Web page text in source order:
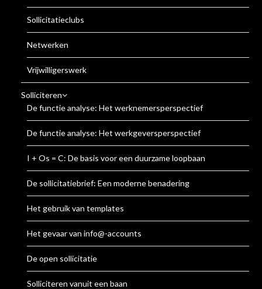
Sollicitatieclubs
Netwerken
Vrijwilligerswerk
Solliciteren
De functie analyse: Het werknemersperspectief
De functie analyse: Het werkgeversperspectief
I + Os = C: De basis voor een duurzame loopbaan
De sollicitatiebrief: Een moderne benadering
Het gebruik van templates
Het gevaar van info@-accounts
De open sollicitatie
Solliciteren vanuit een baan